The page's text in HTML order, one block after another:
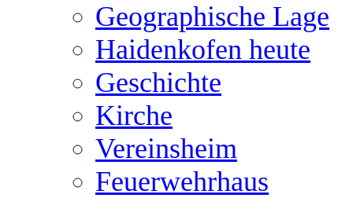
Geographische Lage
Haidenkofen heute
Geschichte
Kirche
Vereinsheim
Feuerwehrhaus